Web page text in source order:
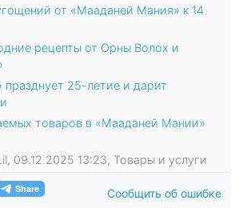
от «Мааданей Мания» к 14
рецепты от Орны Волох и
25-летие и дарит
товаров в «Мааданей Мании»
09.12.2025 13:23, Товары и услуги
Сообщить об ошибке